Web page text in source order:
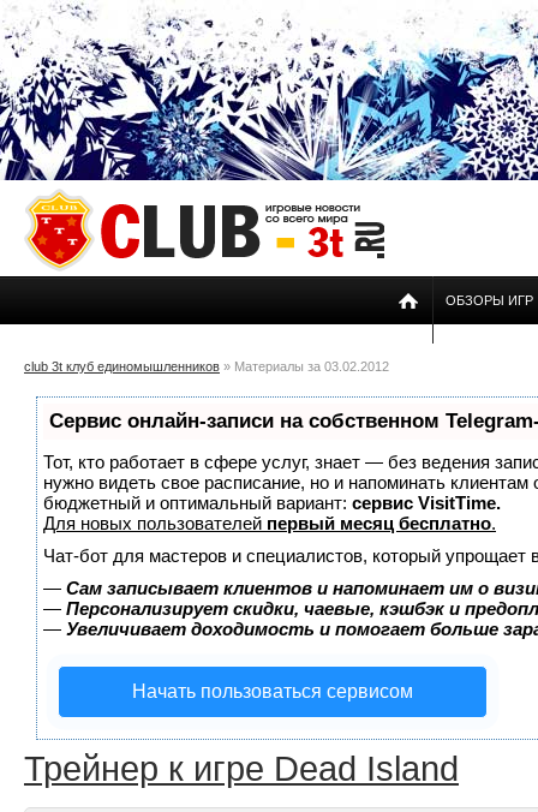
ОБЗОРЫ ИГР
club 3t клуб единомышленников » Материалы за 03.02.2012
Сервис онлайн-записи на собственном
Тот, кто работает в сфере услуг, знает — без ведения
нужно видеть свое расписание, но и напоминать
бюджетный и оптимальный вариант: сервис VisitTime.
Для новых пользователей первый месяц бесплатно.
Чат-бот для мастеров и специалистов, который упрощает
— Сам записывает клиентов и напоминает им о
— Персонализирует скидки, чаевые, кэшбэк и
— Увеличивает доходимость и помогает больше
Начать пользоваться сервисом
Трейнер к игре Dead Island